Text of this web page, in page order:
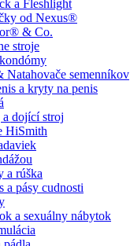
a Fleshlight
od Nexus®
& Co.
stroje
Natahovače semenníkov
a kryty na penis
a dojící stroj
HiSmith
a rúška
a pásy cudnosti
a sexuálny nábytok